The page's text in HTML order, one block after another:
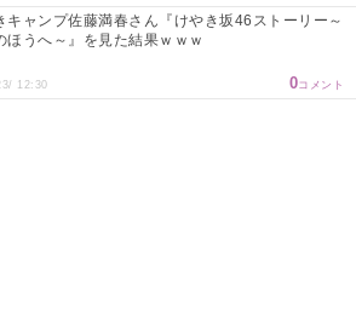
キャンプ佐藤満春さん『けやき坂46ストーリー～
ほうへ～』を見た結果ｗｗｗ
12:30 0コメント